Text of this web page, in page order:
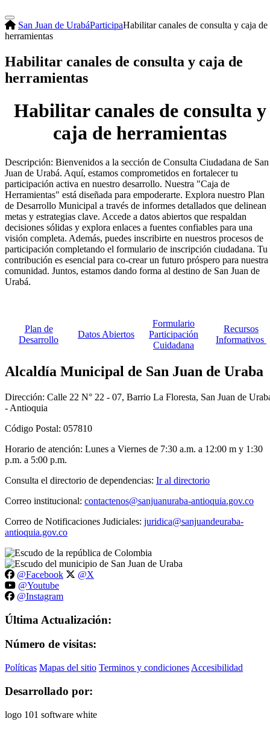
San Juan de UrabáParticipaHabilitar canales de consulta y caja de
herramientas
Habilitar canales de consulta y caja de
herramientas
​Habilitar canales de consulta y
caja de herramientas​​​
​Descripción: Bienvenidos a la sección de Consulta Ciudadana de San
Juan de Urabá. Aquí, estamos comprometidos en fortalecer tu
participación activa en nuestro desarrollo. Nuestra "Caja de
Herramientas" está diseñada para empoderarte. Explora nuestro Plan
de Desarrollo Municipal a través de informes detallados que delinean
metas y estrategias clave. Accede a datos abiertos que respaldan
decisiones sólidas y explora enlaces a fuentes confiables para una
visión completa. Además, puedes inscribirte en nuestros procesos de
participación completando el formulario de inscripción ciudadana. Tu
contribución es esencial para co-crear un futuro próspero para nuestra
comunidad. Juntos, estamos dando forma al destino de San Juan de
Urabá.
​Plan de
Desarrollo
​Datos Abiertos
​Formulario
Participación
Cuidadana
​Recursos
Informativos ​
Alcaldía Municipal de San Juan de Uraba
Dirección: Calle 22 N° 22 - 07, Barrio La Floresta, San Juan de
- Antioquia
Código Postal: 057810
Horario de atención: Lunes a Viernes de 7:30 a.m. a 12:00 m y 1:30
p.m. a 5:00 p.m.
Consulta el directorio de dependencias: Ir al directorio
Correo institucional: contactenos@sanjuanuraba-antioquia.gov.co
Correo de Notificaciones Judiciales: juridica@sanjuandeuraba-
antioquia.gov.co
@Facebook
@X
@Youtube
@Instagram
Última Actualización:
Número de visitas:
Políticas Mapas del sitio Terminos y condiciones Accesibilidad
Desarrollado por: